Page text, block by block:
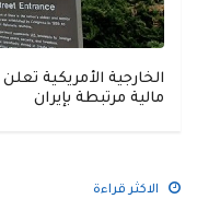
الخارجية الأمريكية
مالية مرتبطة بإيران
الاكثر قراءة